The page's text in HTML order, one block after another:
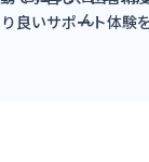
良いサポート体験
ん